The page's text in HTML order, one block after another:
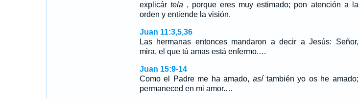
explicár tela , porque eres muy estimado; pon atención a la
orden y entiende la visión.
Juan 11:3,5,36
Las hermanas entonces mandaron a decir a Jesús: Señor,
mira, el que tú amas está enfermo.…
Juan 15:9-14
Como el Padre me ha amado, asítambién yo os he amado;
permaneced en mi amor.…